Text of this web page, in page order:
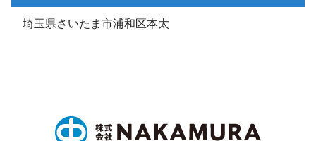
埼玉県さいたま市浦和区本太